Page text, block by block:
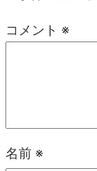
コメント ※
名前 ※